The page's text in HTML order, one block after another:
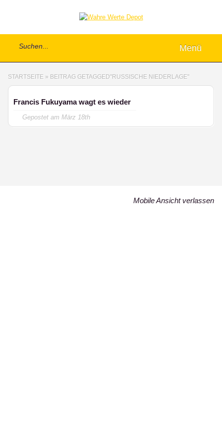
Menü
STARTSEITE » BEITRAG GETAGGED"RUSSISCHE NIEDERLAGE"
Francis Fukuyama wagt es wieder
Gepostet am März 18th
Mobile Ansicht verlassen